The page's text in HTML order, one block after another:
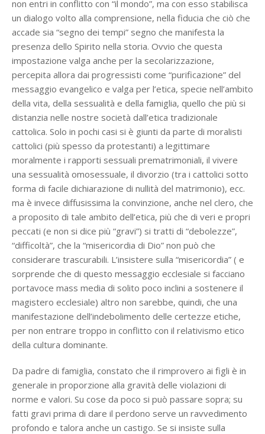
non entri in conflitto con “il mondo”, ma con esso stabilisca
un dialogo volto alla comprensione, nella fiducia che ciò che
accade sia “segno dei tempi” segno che manifesta la
presenza dello Spirito nella storia. Ovvio che questa
impostazione valga anche per la secolarizzazione,
percepita allora dai progressisti come “purificazione” del
messaggio evangelico e valga per l’etica, specie nell’ambito
della vita, della sessualità e della famiglia, quello che più si
distanzia nelle nostre società dall’etica tradizionale
cattolica. Solo in pochi casi si è giunti da parte di moralisti
cattolici (più spesso da protestanti) a legittimare
moralmente i rapporti sessuali prematrimoniali, il vivere
una sessualità omosessuale, il divorzio (tra i cattolici sotto
forma di facile dichiarazione di nullità del matrimonio), ecc.
ma è invece diffusissima la convinzione, anche nel clero, che
a proposito di tale ambito dell’etica, più che di veri e propri
peccati (e non si dice più “gravi”) si tratti di “debolezze”,
“difficoltà”, che la “misericordia di Dio” non può che
considerare trascurabili. L’insistere sulla “misericordia” ( e
sorprende che di questo messaggio ecclesiale si facciano
portavoce mass media di solito poco inclini a sostenere il
magistero ecclesiale) altro non sarebbe, quindi, che una
manifestazione dell’indebolimento delle certezze etiche,
per non entrare troppo in conflitto con il relativismo etico
della cultura dominante.
Da padre di famiglia, constato che il rimprovero ai figli è in
generale in proporzione alla gravità delle violazioni di
norme e valori. Su cose da poco si può passare sopra; su
fatti gravi prima di dare il perdono serve un ravvedimento
profondo e talora anche un castigo. Se si insiste sulla